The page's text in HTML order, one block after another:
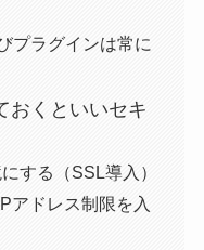
プラグインは常に
おくといいセキ
する（SSL導入）
アドレス制限を入